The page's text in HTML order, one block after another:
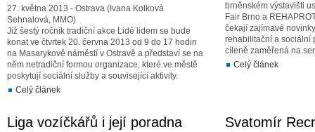
27. května 2013 - Ostrava (Ivana Kolková
Sehnalová, MMO)
Již šestý ročník tradiční akce Lidé lidem se bude
konat ve čtvrtek 20. června 2013 od 9 do 17 hodin
na Masarykově náměstí v Ostravě a představí se na
něm netradiční formou organizace, které ve městě
poskytují sociální služby a související aktivity.
Celý článek
brněnském výstavišti
Fair Brno a
čekají zajímavé
rehabilitační a sociální
cíleně zaměřená na
Celý článek
Liga vozíčkářů i její poradna
Svatomír